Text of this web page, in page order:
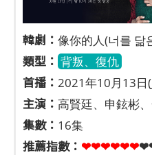
韓劇： 像你的人(너를 닮
類型： 背叛、復仇
首播： 2021年10月13日
主演： 高賢廷、申鉉彬
集數： 16集
推薦指數： ❤❤❤❤❤❤